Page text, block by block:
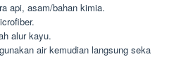
api, asam/bahan kimia.
alur kayu.
air kemudian langsung seka